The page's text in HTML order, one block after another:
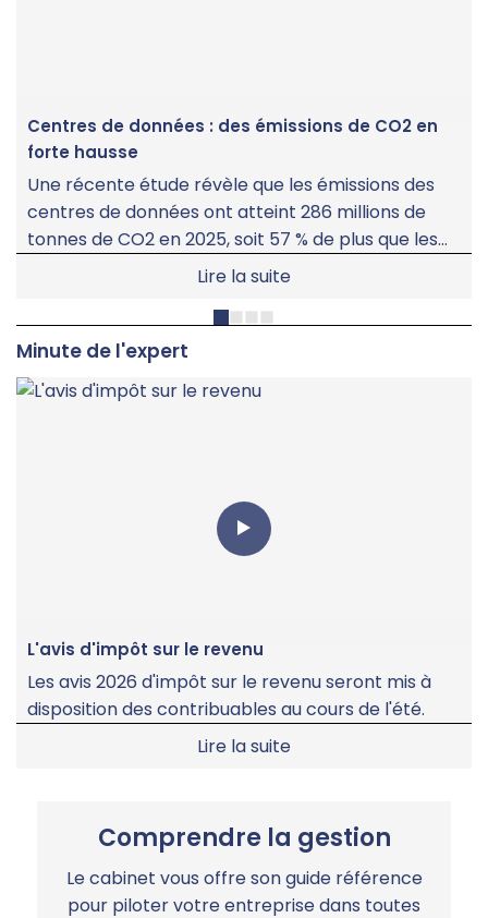
Centres de données : des émissions de CO2 en
forte hausse
Une récente étude révèle que les émissions des
centres de données ont atteint 286 millions de
tonnes de CO2 en 2025, soit 57 % de plus que les
évaluations antérieures.Lire la suite
Minute de l'expert
L'avis d'impôt sur le revenu
Les avis 2026 d'impôt sur le revenu seront mis à
disposition des contribuables au cours de l'été.
Lire la suite
Comprendre la gestion
Le cabinet vous offre son guide référence
pour piloter votre entreprise dans toutes